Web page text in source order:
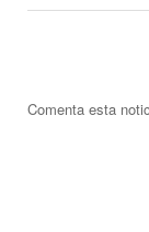
Comenta esta